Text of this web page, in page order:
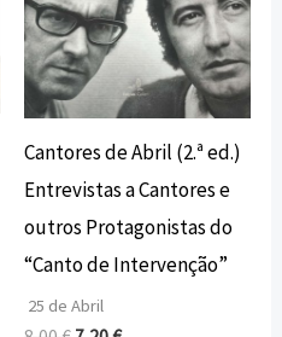
Cantores de Abril (2.ª ed.)
Entrevistas a Cantores e
outros Protagonistas do
“Canto de Intervenção”
25 de Abril